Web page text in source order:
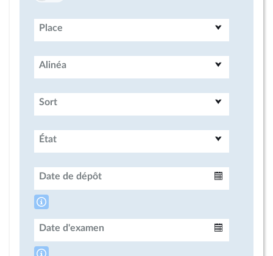
Place
Alinéa
Sort
État
Date de dépôt
Date d'examen